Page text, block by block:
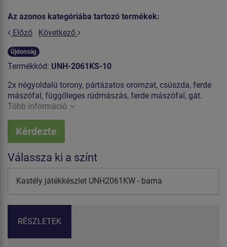
Az azonos kategóriába tartozó termékek:
Előző
Következő
Újdonság
Termékkód: UNH-2061KS-10
2x négyoldalú torony, pártázatos oromzat, csúszda, ferde
mászófal, függőleges rúdmászás, ferde mászófal, gát.
Több információ
Kérdezte
Válassza ki a színt
Kastély játékkészlet UNH2061KW - barna
RÉSZLETEK